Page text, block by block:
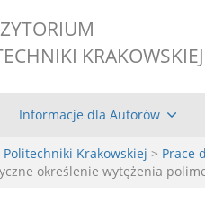
KRAKOWSKIEJ
Informacje dla Autorów
Krakowskiej > Prace
określenie wytężenia